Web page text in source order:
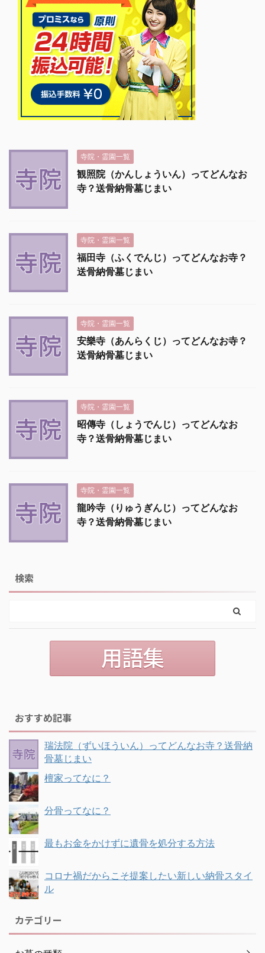
寺院・霊園一覧
観照院（かんしょういん）ってどんなお
寺？送骨納骨墓じまい
寺院・霊園一覧
福田寺（ふくでんじ）ってどんなお寺？
送骨納骨墓じまい
寺院・霊園一覧
安樂寺（あんらくじ）ってどんなお寺？
送骨納骨墓じまい
寺院・霊園一覧
昭傳寺（しょうでんじ）ってどんなお
寺？送骨納骨墓じまい
寺院・霊園一覧
龍吟寺（りゅうぎんじ）ってどんなお
寺？送骨納骨墓じまい
検索
おすすめ記事
瑞法院（ずいほういん）ってどんなお寺？送骨納
骨墓じまい
檀家ってなに？
分骨ってなに？
最もお金をかけずに遺骨を処分する方法
コロナ禍だからこそ提案したい新しい納骨スタイ
ル
カテゴリー